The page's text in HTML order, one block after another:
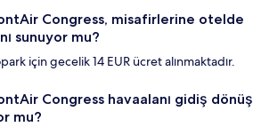
Congress, misafirlerine otelde
sunuyor mu?
için gecelik 14 EUR ücret alınmaktadır.
Congress havaalanı gidiş dönüş
mu?